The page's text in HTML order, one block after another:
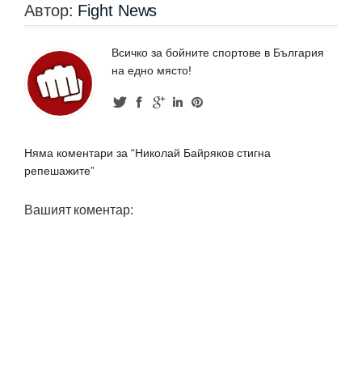
Автор: Fight News
Всичко за бойните спортове в България
на едно място!
Няма коментари за “Николай Байряков стигна
репешажите”
Вашият коментар: